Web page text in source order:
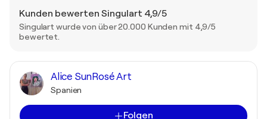
Kunden bewerten Singulart 4,9/5
Singulart wurde von über 20.000 Kunden mit 4,9/5
bewertet.
Alice SunRosé Art
Spanien
Folgen